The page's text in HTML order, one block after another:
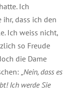
Ich
dass ich den
Ich weiss nicht,
so Freude
die Dame
„Nein, dass es
Ich werde Sie